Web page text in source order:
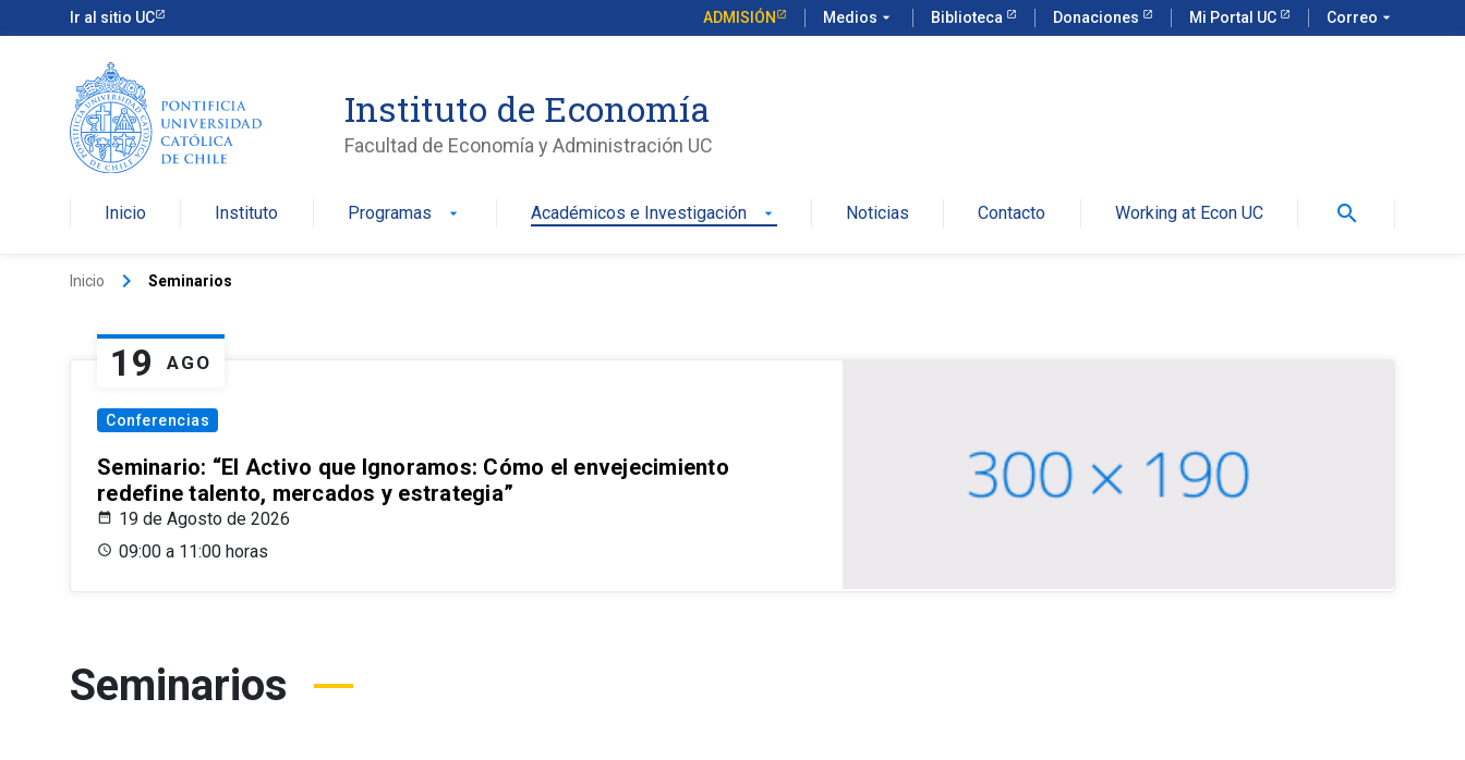
Ir al sitio UC ADMISIÓN Medios arrow_drop_down Biblioteca Donaciones Mi Portal UC Correo arrow_drop_down
Instituto de Economía
Facultad de Economía y Administración UC
Inicio Instituto Programas arrow_drop_down Académicos e Investigación arrow_drop_down Noticias Contacto Working at Econ UC search
Inicio keyboard_arrow_right Seminarios
19 AGO
Conferencias
Seminario: “El Activo que Ignoramos: Cómo el envejecimiento
redefine talento, mercados y estrategia”
19 de Agosto de 2026
09:00 a 11:00 horas
Seminarios